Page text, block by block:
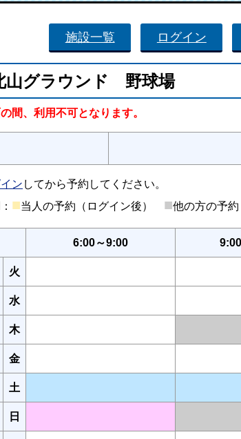
施設一覧 ログイン
山グラウンド 野球場
間、利用不可となります。
ン してから予約してください。
■当人の予約（ログイン後） ■他の方の予約
6:00～9:00
火
水
木
金
土
日